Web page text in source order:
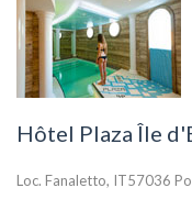
Hôtel Plaza Île
Loc. Fanaletto, IT57036